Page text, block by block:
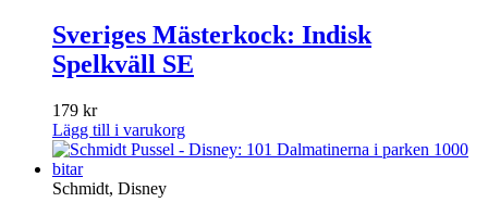
Sveriges Mästerkock: Indisk
Spelkväll SE
179 kr
Lägg till i varukorg
Schmidt, Disney